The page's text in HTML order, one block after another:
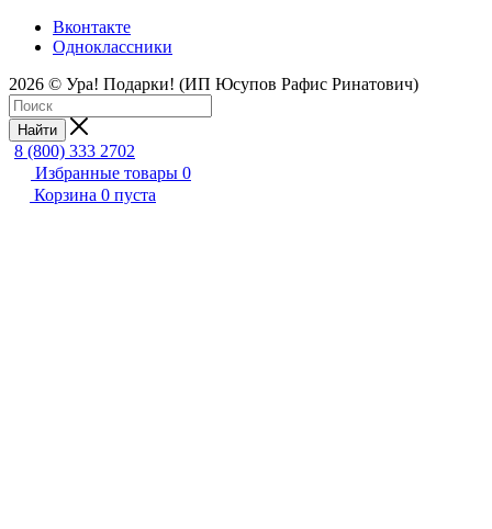
Вконтакте
Одноклассники
2026 © Ура! Подарки! (ИП Юсупов Рафис Ринатович)
Найти
8 (800) 333 2702
Избранные товары 0
Корзина 0 пуста